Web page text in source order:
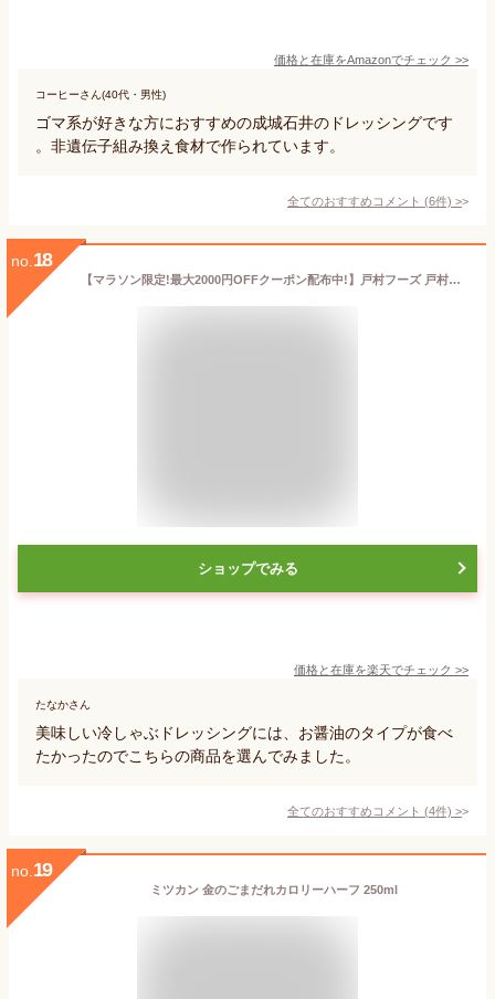
価格と在庫をAmazonでチェック >>
コーヒーさん(40代・男性)
ゴマ系が好きな方におすすめの成城石井のドレッシングです
。非遺伝子組み換え食材で作られています。
全てのおすすめコメント (6件) >
no. 18
【マラソン限定!最大2000円OFFクーポン配布中!】戸村フーズ 戸村本店 しゃぶしゃぶのたれ 400g × 3本
ショップでみる
価格と在庫を楽天でチェック >>
たなかさん
美味しい冷しゃぶドレッシングには、お醤油のタイプが食べ
たかったのでこちらの商品を選んでみました。
全てのおすすめコメント (4件) >
no. 19
ミツカン 金のごまだれカロリーハーフ 250ml